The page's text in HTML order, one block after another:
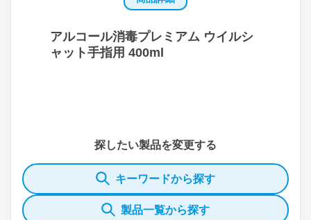
アルコール消毒プレミアム ウイルシ
ャット手指用 400ml
探したい製品を変更する
キーワードから探す
製品一覧から探す